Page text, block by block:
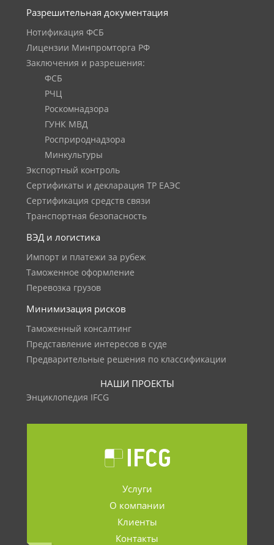
Разрешительная документация
Нотификация ФСБ
Лицензии Минпромторга РФ
Заключения и разрешения:
ФСБ
РЧЦ
Роскомнадзора
ГУНК МВД
Росприроднадзора
Минкультуры
Экспортный контроль
Сертификаты и декларация ТР ЕАЭС
Сертификация средств связи
Транспортная безопасность
ВЭД и логистика
Импорт и платежи за рубеж
Таможенное оформление
Перевозка грузов
Минимизация рисков
Таможенный консалтинг
Представление интересов в суде
Предварительные решения по классификации
НАШИ ПРОЕКТЫ
Энциклопедия IFCG
Услуги
О компании
Клиенты
Контакты